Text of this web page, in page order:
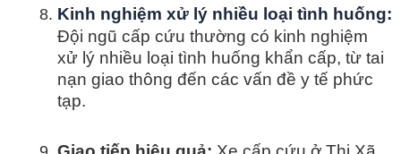
Kinh nghiệm xử lý nhiều loại tình huống:
Đội ngũ cấp cứu thường có kinh nghiệm
xử lý nhiều loại tình huống khẩn cấp, từ tai
nạn giao thông đến các vấn đề y tế phức
tạp.